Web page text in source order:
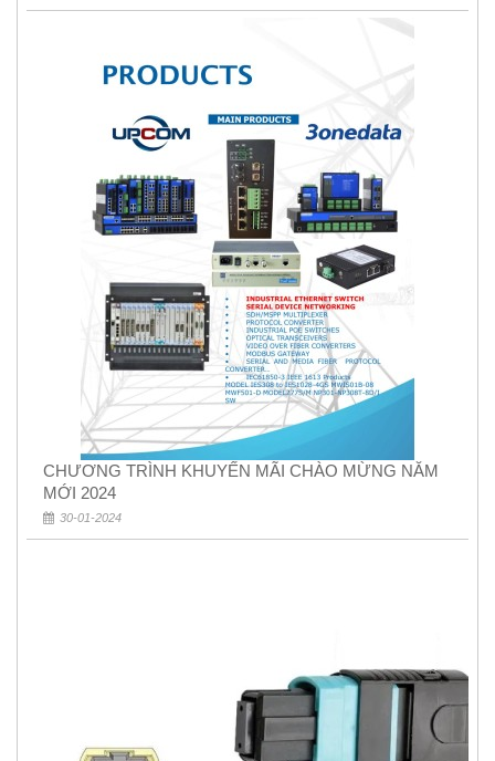
CHƯƠNG TRÌNH KHUYẾN MÃI CHÀO MỪNG NĂM
MỚI 2024
30-01-2024